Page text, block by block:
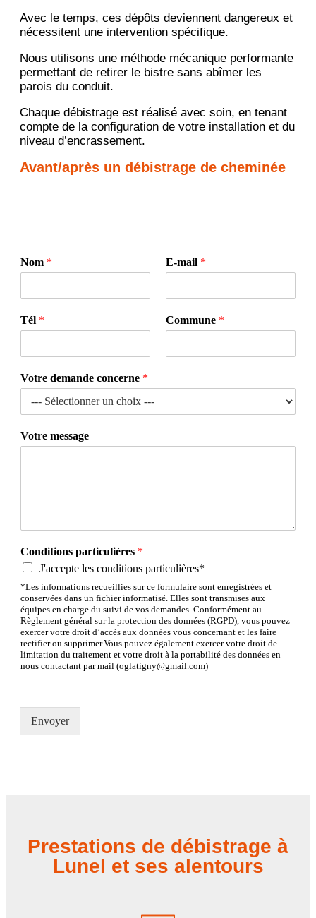
Avec le temps, ces dépôts deviennent dangereux et
nécessitent une intervention spécifique.
Nous utilisons une méthode mécanique performante
permettant de retirer le bistre sans abîmer les
parois du conduit.
Chaque débistrage est réalisé avec soin, en tenant
compte de la configuration de votre installation et du
niveau d’encrassement.
Avant/après un débistrage de cheminée
Nom * E-mail *
Tél * Commune *
Votre demande concerne *
Votre message
Conditions particulières *
J'accepte les conditions particulières*
*Les informations recueillies sur ce formulaire sont enregistrées et
conservées dans un fichier informatisé. Elles sont transmises aux
équipes en charge du suivi de vos demandes. Conformément au
Règlement général sur la protection des données (RGPD), vous pouvez
exercer votre droit d’accès aux données vous concernant et les faire
rectifier ou supprimer.Vous pouvez également exercer votre droit de
limitation du traitement et votre droit à la portabilité des données en
nous contactant par mail (oglatigny@gmail.com)
Envoyer
Prestations de débistrage à
Lunel et ses alentours